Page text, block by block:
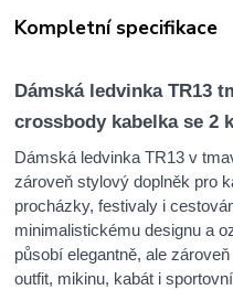
Kompletní specifikace
Dámská ledvinka TR13
crossbody kabelka se 2
Dámská ledvinka TR13 v
zároveň stylový doplněk pro
procházky, festivaly i
minimalistickému designu a
působí elegantně, ale
outfit, mikinu, kabát i